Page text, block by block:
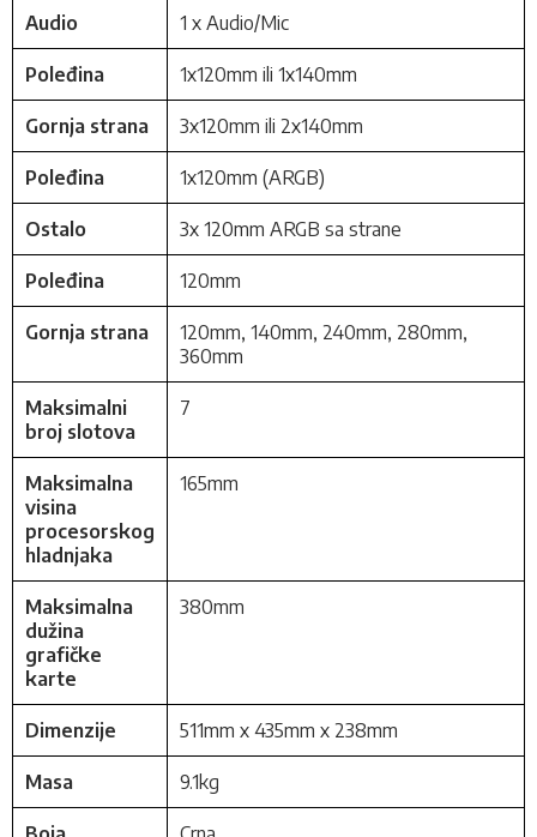
Audio 1 x Audio/Mic
Poleđina 1x120mm ili 1x140mm
Gornja strana 3x120mm ili 2x140mm
Poleđina 1x120mm (ARGB)
Ostalo 3x 120mm ARGB sa strane
Poleđina 120mm
Gornja strana
120mm, 140mm, 240mm, 280mm,
360mm
Maksimalni
broj slotova
7
Maksimalna
visina
procesorskog
hladnjaka
165mm
Maksimalna
dužina
grafičke
karte
380mm
Dimenzije 511mm x 435mm x 238mm
Masa 9.1kg